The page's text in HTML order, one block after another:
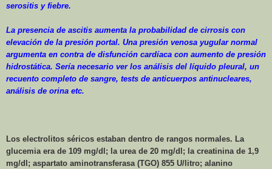
serositis y fiebre.
La presencia de ascitis aumenta la probabilidad de cirrosis con
elevación de la presión portal. Una presión venosa yugular normal
argumenta en contra de disfunción cardíaca con aumento de presión
hidrostática. Sería necesario ver los análisis del líquido pleural, un
recuento completo de sangre, tests de anticuerpos antinucleares,
análisis de orina etc.
Los electrolitos séricos estaban dentro de rangos normales. La
glucemia era de 109 mg/dl; la urea de 20 mg/dl; la creatinina de 1,9
mg/dl; aspartato aminotransferasa (TGO) 855 U/litro; alanino